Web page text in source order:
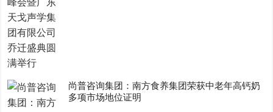
尚普咨询集团：南方食养集团荣获中老年高钙奶
多项市场地位证明